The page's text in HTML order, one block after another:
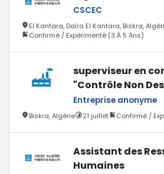
CSCEC
El Kantara, Daïra El Kantara, Biskra,
Confirmé / Expérimenté (3 À 5 Ans)
superviseur en
"Contrôle Non
Entreprise anonyme
Biskra, Algérie 21 juillet Confirmé /
Assistant des
Humaines